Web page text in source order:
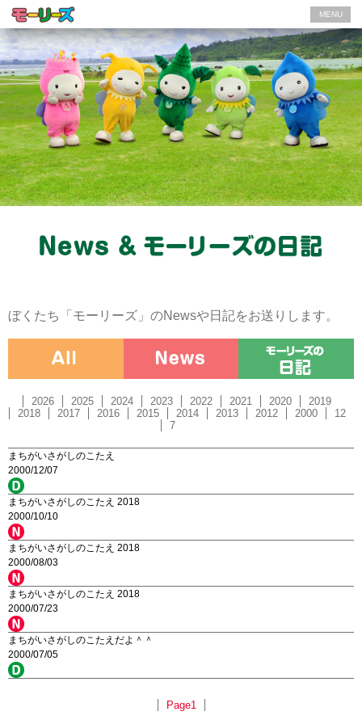
MENU
ぼくたち「モーリーズ」のNewsや日記をお送りします。
2026 2025 2024 2023 2022 2021 2020
2019
2018
2017 2016 2015 2014 2013 2012 2000
12
7
まちがいさがしのこたえ
2000/12/07
まちがいさがしのこたえ 2018
2000/10/10
まちがいさがしのこたえ 2018
2000/08/03
まちがいさがしのこたえ 2018
2000/07/23
まちがいさがしのこたえだよ＾＾
2000/07/05
Page1